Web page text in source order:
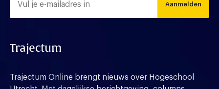
Aanmelden
Trajectum
Trajectum Online brengt nieuws over Hogeschool